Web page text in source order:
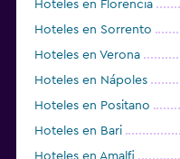
Hoteles en Florencia
Hoteles en Sorrento
Hoteles en Verona
Hoteles en Nápoles
Hoteles en Positano
Hoteles en Bari
Hoteles en Amalfi